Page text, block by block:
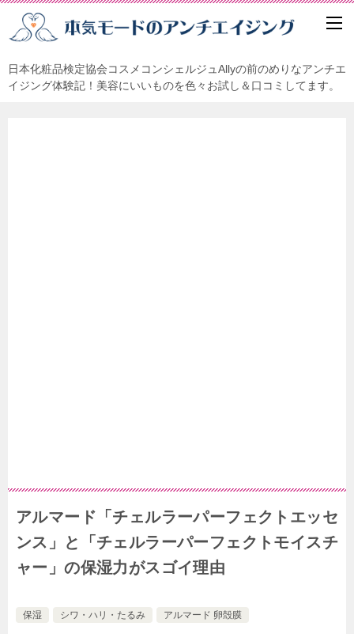
日本化粧品検定協会コスメコンシェルジュAllyの前のめりなアンチエ
イジング体験記！美容にいいものを色々お試し＆口コミしてます。
アルマード「チェルラーパーフェクトエッセ
ンス」と「チェルラーパーフェクトモイスチ
ャー」の保湿力がスゴイ理由
保湿 シワ・ハリ・たるみ アルマード 卵殻膜